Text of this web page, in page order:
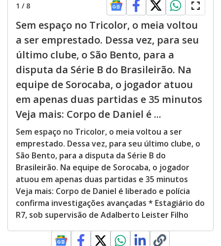
1 / 8
Sem espaço no Tricolor, o meia voltou
a ser emprestado. Dessa vez, para seu
último clube, o São Bento, para a
disputa da Série B do Brasileirão. Na
equipe de Sorocaba, o jogador atuou
em apenas duas partidas e 35 minutos
Veja mais: Corpo de Daniel é ...
Sem espaço no Tricolor, o meia voltou a ser
emprestado. Dessa vez, para seu último clube, o
São Bento, para a disputa da Série B do
Brasileirão. Na equipe de Sorocaba, o jogador
atuou em apenas duas partidas e 35 minutos
Veja mais: Corpo de Daniel é liberado e polícia
confirma investigações avançadas * Estagiário do
R7, sob supervisão de Adalberto Leister Filho